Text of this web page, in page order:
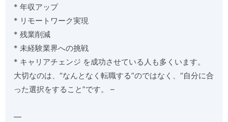
* 年収アップ
* リモートワーク実現
* 残業削減
* 未経験業界への挑戦
* キャリアチェンジ を成功させている人も多くいます。
大切なのは、“なんとなく転職する”のではなく、“自分に合
った選択をすること”です。 –
—